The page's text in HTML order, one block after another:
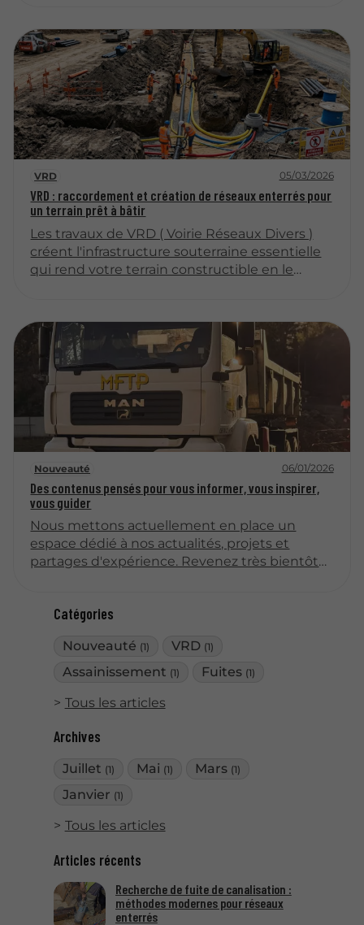
Catégories
Nouveauté (1) VRD (1)
Assainissement (1) Fuites (1)
Tous les articles
Archives
Juillet (1) Mai (1) Mars (1)
Janvier (1)
Tous les articles
Articles récents
Recherche de fuite de canalisation :
méthodes modernes pour réseaux
enterrés
dimensionné ou défaillant peut rapidement
engendrer des nuisances importantes, voire
des problèmes sanitaires et
environnementaux. Voici ce qu'il faut savoir
pour gérer efficacement les eaux usées de sa
propriété résidentielle.
VRD 05/03/2026
VRD : raccordement et création de réseaux enterrés pour
un terrain prêt à bâtir
Les travaux de VRD ( Voirie Réseaux Divers )
créent l'infrastructure souterraine essentielle
qui rend votre terrain constructible en le
accueillir votre future construction dans les
meilleures conditions. Un réseau bien conçu
garantit fonctionnalité et conformité
réglementaire.
Nouveauté 06/01/2026
Des contenus pensés pour vous informer, vous inspirer,
vous guider
Nous mettons actuellement en place un
espace dédié à nos actualités, projets et
partages d'expérience. Revenez très bientôt